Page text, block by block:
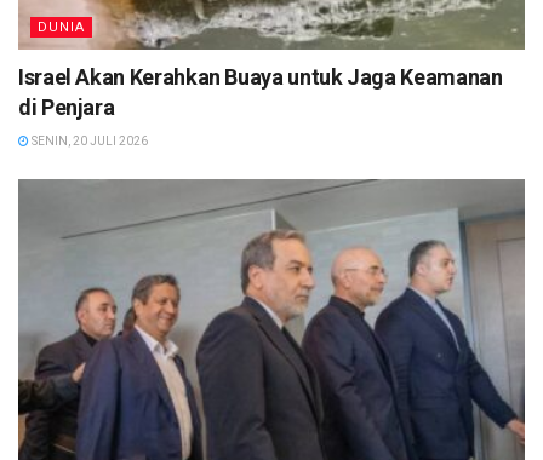
DUNIA
Israel Akan Kerahkan Buaya untuk Jaga Keamanan
di Penjara
SENIN, 20 JULI 2026